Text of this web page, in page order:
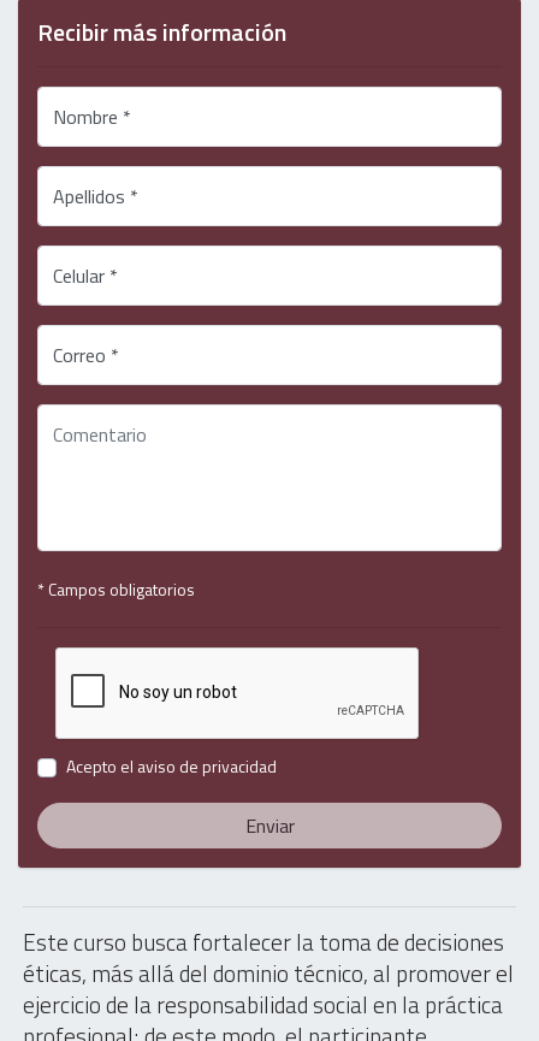
Este curso busca fortalecer la toma de decisiones
éticas, más allá del dominio técnico, al promover el
ejercicio de la responsabilidad social en la práctica
Recibir más información
Nombre *
Apellidos *
Celular *
Correo *
* Campos obligatorios
Acepto el aviso de privacidad
Enviar